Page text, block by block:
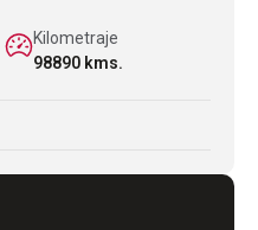
Kilometraje
98890 kms.